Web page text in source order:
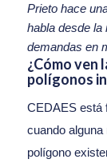
Prieto hace
habla desde la
demandas en
¿Cómo ven
polígonos
CEDAES está
cuando
polígono